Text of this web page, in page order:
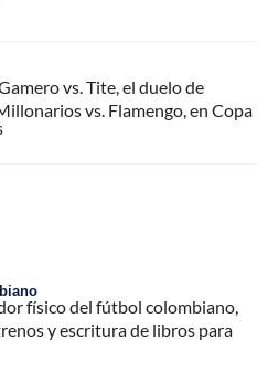
vs. Tite, el duelo de
vs. Flamengo, en Copa
físico del fútbol colombiano,
y escritura de libros para